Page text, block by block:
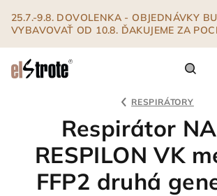
obsah
25.7.-9.8. DOVOLENKA - OBJEDNÁVKY
VYBAVOVAŤ OD 10.8. ĎAKUJEME ZA
RESPIRÁTORY
Respirátor
RESPILON VK
FFP2 druhá